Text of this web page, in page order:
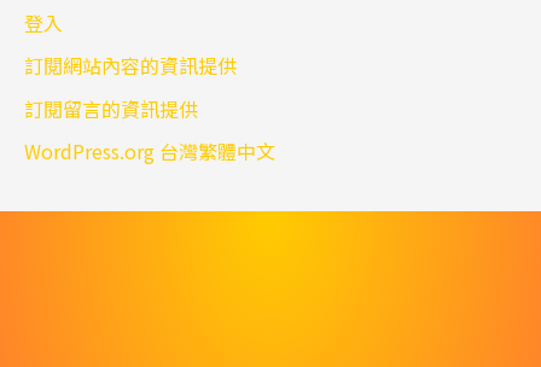
登入
訂閱網站內容的資訊提供
訂閱留言的資訊提供
WordPress.org 台灣繁體中文